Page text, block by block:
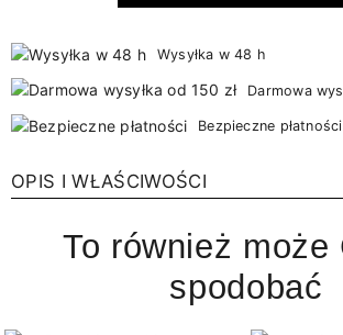
Wysyłka w 48 h
Darmowa
Bezpieczne płatności
OPIS I WŁAŚCIWOŚCI
To również może
spodobać